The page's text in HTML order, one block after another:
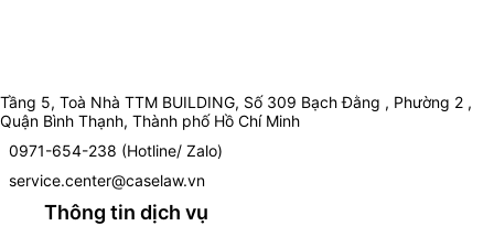
Tầng 5, Toà Nhà TTM BUILDING, Số 309 Bạch Đằng , Phường 2 ,
Quận Bình Thạnh, Thành phố Hồ Chí Minh
0971-654-238 (Hotline/ Zalo)
service.center@caselaw.vn
Thông tin dịch vụ